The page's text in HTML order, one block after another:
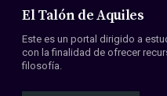
Miembros
Convenios
El Talón de Aquiles
Este es un portal dirigido a
con la finalidad de ofrecer
filosofía.